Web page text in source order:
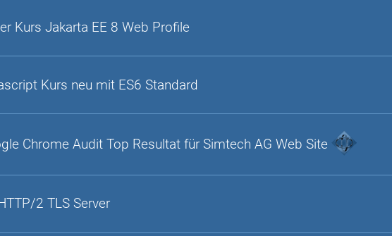
Kurs Jakarta EE 8 Web Profile
Kurs neu mit ES6 Standard
Chrome Audit Top Resultat für Simtech AG Web Site
2 TLS Server